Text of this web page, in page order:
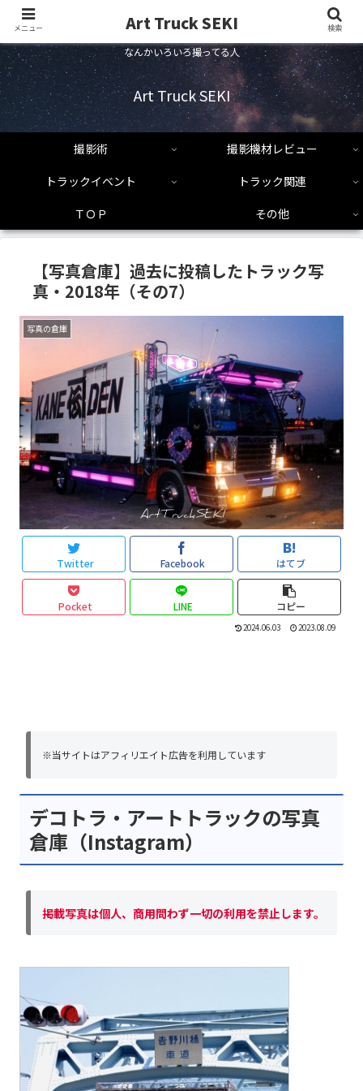
なんかいろいろ撮ってる人
Art Truck SEKI
撮影術
撮影機材レビュー
トラックイベント
トラック関連
ＴＯＰ
その他
【写真倉庫】過去に投稿したトラック写
真・2018年（その7）
写真の倉庫
Twitter Facebook はてブ
Pocket LINE コピー
2024.06.03 2023.08.09
※当サイトはアフィリエイト広告を利用しています
デコトラ・アートトラックの写真
倉庫（Instagram）
掲載写真は個人、商用問わず一切の利用を禁止します。
メニュー Art Truck SEKI 検索